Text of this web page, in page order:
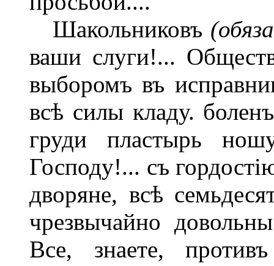
Шакольниковъ
ваши слуги!...
выборомъ въ
всѣ силы кладу.
груди пластырь
Господу!... съ
дворяне, всѣ
чрезвычайно
Все, знаете,